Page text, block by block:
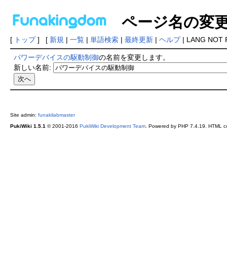
ページ名の変
[ トップ] [ 新規 | 一覧| 単語検索| 最終更新| ヘルプ| LANG NOT
パワーデバイスの駆動制御の名前を変更します。
新しい名前:
Site admin: funakilabmaster
PukiWiki 1.5.1 © 2001-2016 PukiWiki Development Team. Powered by PHP 7.4.19. HTML